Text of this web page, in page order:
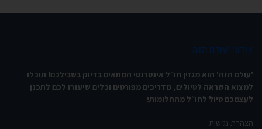
אודות 'עולם הזה'
'עולם הזה' הוא מגזין חו״ל אינטרנטי המתאים בדיוק בשבילכם! תוכלו
למצוא השראה לטיולים, מדריכים מפורטים וכלים שיעזרו לכם לתכנן
לעצמכם טיול לחו״ל מהחלומות!
הצהרת נגישות